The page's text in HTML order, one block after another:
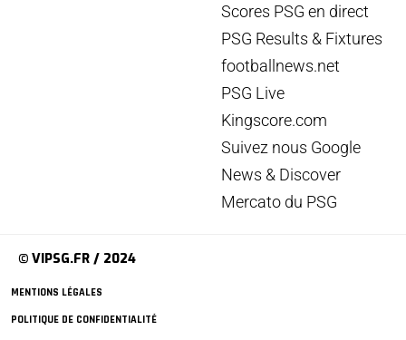
Scores PSG en direct
PSG Results & Fixtures
footballnews.net
PSG Live
Kingscore.com
Suivez nous Google
News & Discover
Mercato du PSG
© VIPSG.FR / 2024
MENTIONS LÉGALES
POLITIQUE DE CONFIDENTIALITÉ